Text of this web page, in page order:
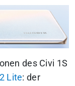
des Civi 1S
Lite: der